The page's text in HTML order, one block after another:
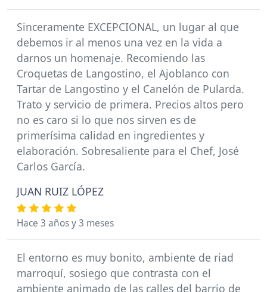
Sinceramente EXCEPCIONAL, un lugar al que
debemos ir al menos una vez en la vida a
darnos un homenaje. Recomiendo las
Croquetas de Langostino, el Ajoblanco con
Tartar de Langostino y el Canelón de Pularda.
Trato y servicio de primera. Precios altos pero
no es caro si lo que nos sirven es de
primerísima calidad en ingredientes y
elaboración. Sobresaliente para el Chef, José
Carlos García.
JUAN RUIZ LÓPEZ
Hace 3 años y 3 meses
El entorno es muy bonito, ambiente de riad
marroquí, sosiego que contrasta con el
ambiente animado de las calles del barrio de